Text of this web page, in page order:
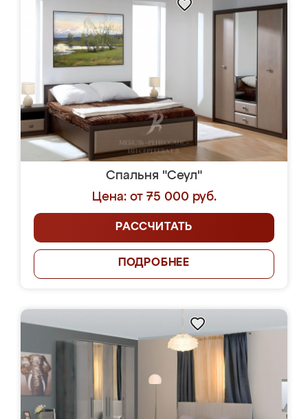
Спальня "Сеул"
Цена: от 75 000 руб.
РАССЧИТАТЬ
ПОДРОБНЕЕ